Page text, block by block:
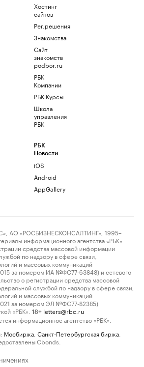
Хостинг
сайтов
Рег.решения
Знакомства
Сайт
знакомств
podbor.ru
РБК
Компании
РБК Курсы
Школа
управления
РБК
РБК
Новости
iOS
Android
AppGallery
АО «РОСБИЗНЕСКОНСАЛТИНГ», 1995–
информационного агентства «РБК»
средства массовой информации
по надзору в сфере связи,
и массовых коммуникаций
за номером ИА №ФС77-63848) и сетевого
о регистрации средства массовой
службой по надзору в сфере связи,
и массовых коммуникаций
за номером ЭЛ №ФС77-82385)
«РБК».
18+ letters@rbc.ru
информационное агентство «РБК».
Мосбиржа Санкт-Петербургская биржа
Cbonds.